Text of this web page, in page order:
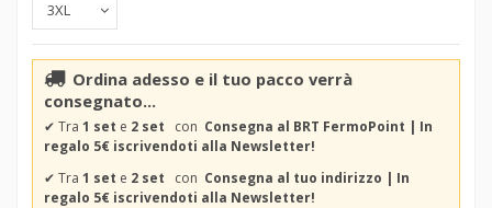
Ordina adesso e il tuo pacco verrà
consegnato...
✔ Tra 1 set e 2 set con Consegna al BRT FermoPoint | In
regalo 5€ iscrivendoti alla Newsletter!
✔ Tra 1 set e 2 set con Consegna al tuo indirizzo | In
regalo 5€ iscrivendoti alla Newsletter!